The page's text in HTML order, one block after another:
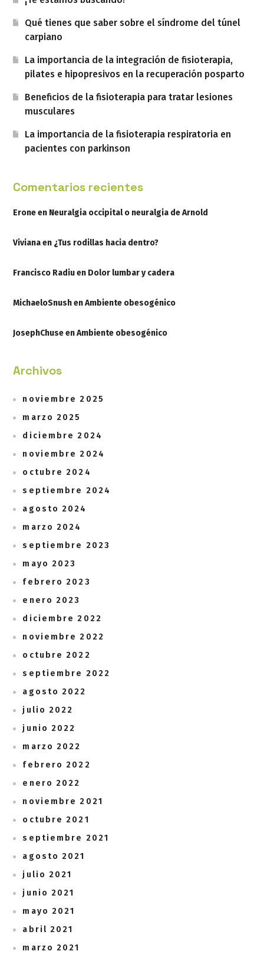
Qué tienes que saber sobre el síndrome del túnel
carpiano
La importancia de la integración de fisioterapia,
pilates e hipopresivos en la recuperación posparto
Beneficios de la fisioterapia para tratar lesiones
musculares
La importancia de la fisioterapia respiratoria en
pacientes con parkinson
Comentarios recientes
Eroneen Neuralgia occipital o neuralgia de Arnold
Vivianaen ¿Tus rodillas hacia dentro?
Francisco Radiuen Dolor lumbar y cadera
MichaeloSnushenAmbiente obesogénico
JosephChuseenAmbiente obesogénico
Archivos
noviembre 2025
marzo 2025
diciembre 2024
noviembre 2024
octubre 2024
septiembre 2024
agosto 2024
marzo 2024
septiembre 2023
mayo 2023
febrero 2023
enero 2023
diciembre 2022
noviembre 2022
octubre 2022
septiembre 2022
agosto 2022
julio 2022
junio 2022
marzo 2022
febrero 2022
enero 2022
noviembre 2021
octubre 2021
septiembre 2021
agosto 2021
julio 2021
junio 2021
mayo 2021
abril 2021
marzo 2021